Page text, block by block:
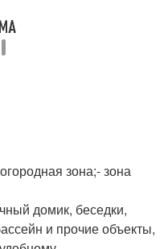
зона;- зона
домик, беседки,
и прочие объекты,